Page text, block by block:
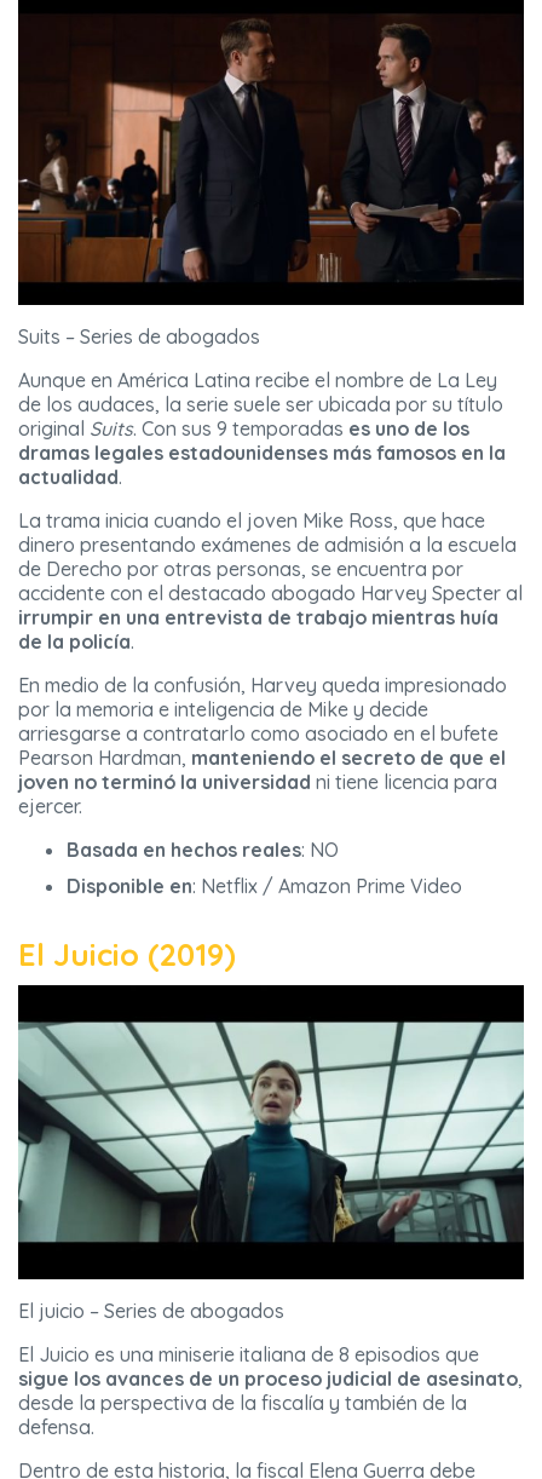
Suits – Series de abogados
Aunque en América Latina recibe el nombre de La Ley
de los audaces, la serie suele ser ubicada por su título
original Suits. Con sus 9 temporadas es uno de los
dramas legales estadounidenses más famosos en la
actualidad.
La trama inicia cuando el joven Mike Ross, que hace
dinero presentando exámenes de admisión a la escuela
de Derecho por otras personas, se encuentra por
accidente con el destacado abogado Harvey Specter al
irrumpir en una entrevista de trabajo mientras huía
de la policía.
En medio de la confusión, Harvey queda impresionado
por la memoria e inteligencia de Mike y decide
arriesgarse a contratarlo como asociado en el bufete
Pearson Hardman, manteniendo el secreto de que el
joven no terminó la universidad ni tiene licencia para
ejercer.
Basada en hechos reales: NO
Disponible en: Netflix / Amazon Prime Video
El Juicio (2019)
El juicio – Series de abogados
El Juicio es una miniserie italiana de 8 episodios que
sigue los avances de un proceso judicial de asesinato,
desde la perspectiva de la fiscalía y también de la
defensa.
Dentro de esta historia, la fiscal Elena Guerra debe